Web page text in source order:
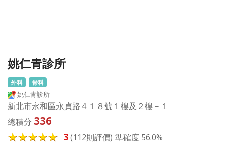
姚仁青診所
外科 骨科
姚仁青診所
新北市永和區永貞路４１８號１樓及２樓－１
總積分 336
3(112則評價) 準確度 56.0%